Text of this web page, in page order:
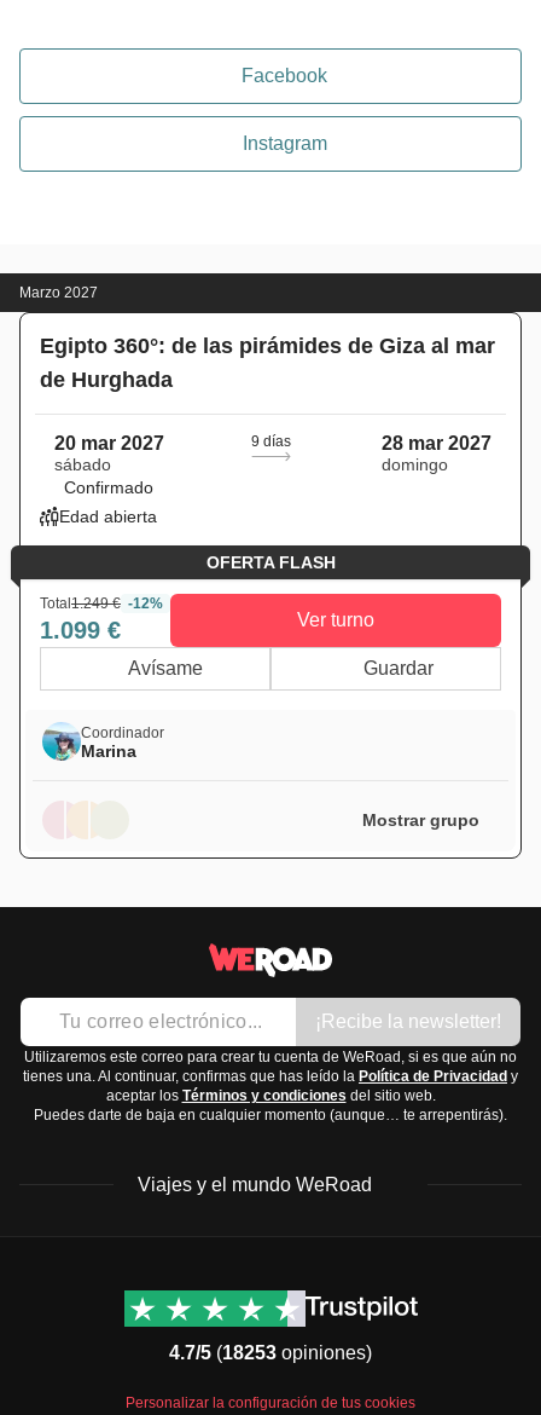
Facebook
Instagram
Marzo 2027
Egipto 360°: de las pirámides de Giza al mar
de Hurghada
20 mar 2027
sábado
9 días 28 mar 2027
domingo
Confirmado
Edad abierta
OFERTA FLASH
Total1.249 € -12%
1.099 € Ver turno
Avísame Guardar
Coordinador
Marina
Mostrar grupo
¡Recibe la newsletter!
Utilizaremos este correo para crear tu cuenta de WeRoad, si es que aún no
tienes una. Al continuar, confirmas que has leído la Política de Privacidad y
aceptar los Términos y condiciones del sitio web.
Puedes darte de baja en cualquier momento (aunque… te arrepentirás).
Viajes y el mundo WeRoad
América del Norte
Oriente Medio
Contacto
Términos y condiciones
Condiciones generales
4.7/5 (18253 opiniones)
Personalizar la configuración de tus cookies